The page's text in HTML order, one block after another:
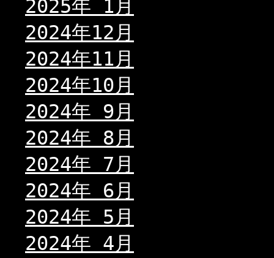
2025年 1月
2024年12月
2024年11月
2024年10月
2024年 9月
2024年 8月
2024年 7月
2024年 6月
2024年 5月
2024年 4月